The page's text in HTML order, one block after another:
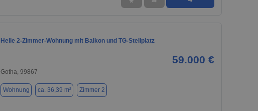
Helle 2-Zimmer-Wohnung mit Balkon und TG-Stellplatz
59.000 €
Gotha, 99867
Wohnung ca. 36,39 m² Zimmer 2